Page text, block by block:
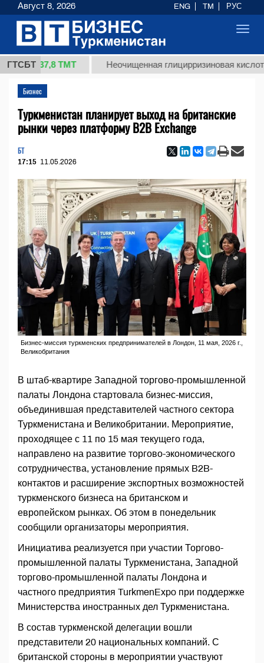
ГТСБТ
37,8 ТМТ Неочищенная глицирризиновая кислота
Бизнес
Туркменистан планирует выход на британские
рынки через платформу B2B Exchange
БТ
17:15 11.05.2026
Бизнес-миссия туркменских предпринимателей в Лондон, 11 мая, 2026 г.,
Великобритания
В штаб-квартире Западной торгово-промышленной
палаты Лондона стартовала бизнес-миссия,
объединившая представителей частного сектора
Туркменистана и Великобритании. Мероприятие,
проходящее с 11 по 15 мая текущего года,
направлено на развитие торгово-экономического
сотрудничества, установление прямых B2B-
контактов и расширение экспортных возможностей
туркменского бизнеса на британском и
европейском рынках. Об этом в понедельник
сообщили организаторы мероприятия.
Инициатива реализуется при участии Торгово-
промышленной палаты Туркменистана, Западной
торгово-промышленной палаты Лондона и
частного предприятия TurkmenExpo при поддержке
Министерства иностранных дел Туркменистана.
В состав туркменской делегации вошли
представители 20 национальных компаний. С
британской стороны в мероприятии участвуют
Август 8, 2026 ENG TM РУС